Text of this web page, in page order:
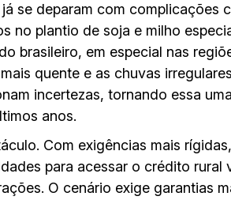
já se deparam com complicações
no plantio de soja e milho
brasileiro, em especial nas
quente e as chuvas
incertezas, tornando essa
anos.
Com exigências mais
para acessar o crédito rural
O cenário exige garantias